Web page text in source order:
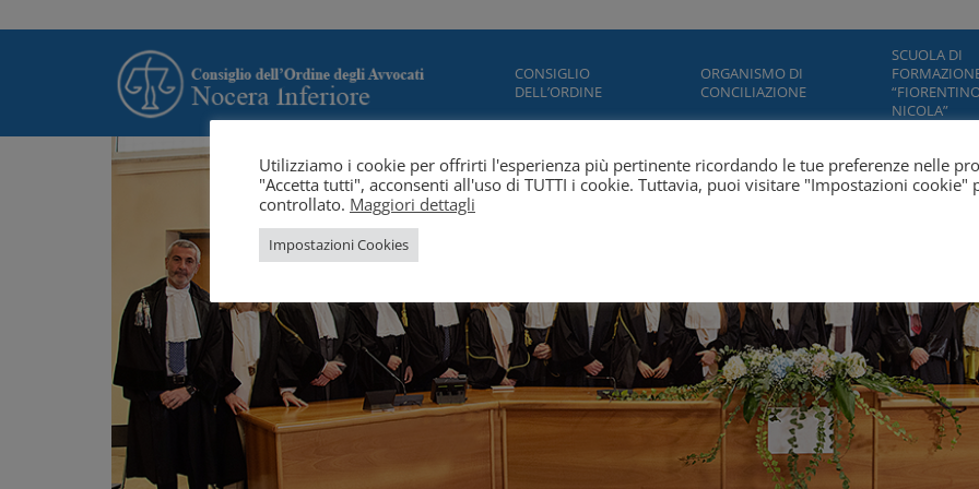
CONSIGLIO
DELL’ORDINE
ORGANISMO DI
CONCILIAZIONE
SCUOLA DI
NICOLA”
Utilizziamo i cookie per offrirti l'esperienza più pertinente ricordando le tue preferenze nelle
"Accetta tutti", acconsenti all'uso di TUTTI i cookie. Tuttavia, puoi visitare "Impostazioni cookie"
controllato. Maggiori dettagli
Impostazioni Cookies